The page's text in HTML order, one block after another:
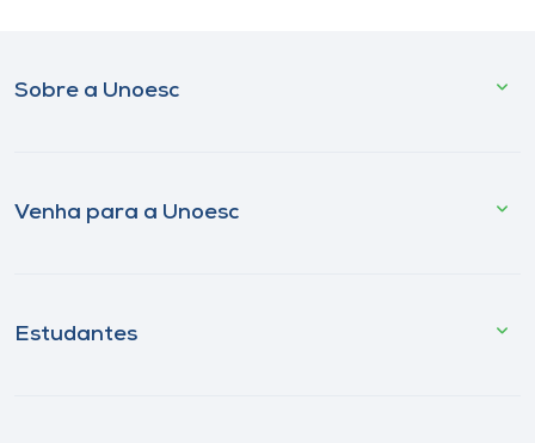
Sobre a Unoesc
Venha para a Unoesc
Estudantes